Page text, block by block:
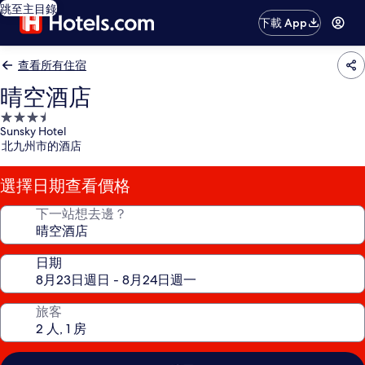
跳至主目錄
下載 App
查看所有住宿
晴空酒店
3.5
星
級
住
宿
Sunsky Hotel
北九州市的酒店
選擇日期查看價格
下一站想去邊？
日期
旅客